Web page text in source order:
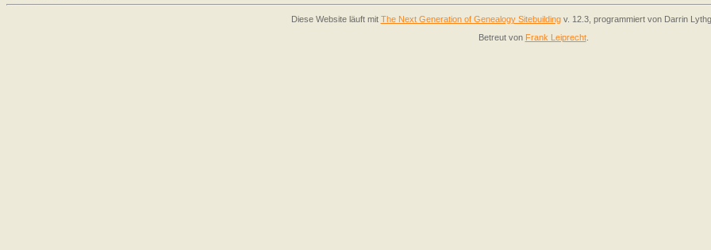
Diese Website läuft mit The Next Generation of Genealogy Sitebuildingv. 12.3, programmiert von Darrin
Betreut von Frank Leiprecht.